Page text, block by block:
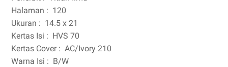
Halaman : 120
Ukuran : 14.5 x 21
Kertas Isi : HVS 70
Kertas Cover : AC/Ivory 210
Warna Isi : B/W